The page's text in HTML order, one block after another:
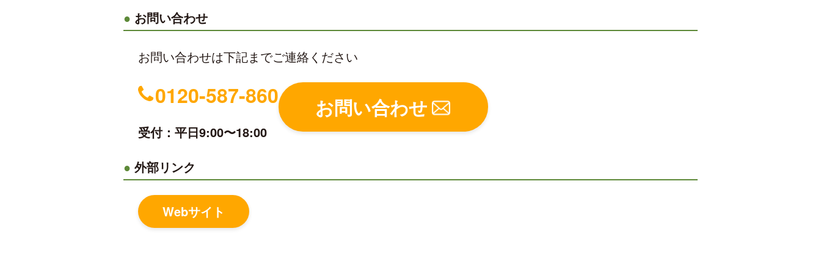
お問い合わせ
お問い合わせは下記までご連絡ください
0120-587-860
受付：平日9:00〜18:00
お問い合わせ
外部リンク
Webサイト